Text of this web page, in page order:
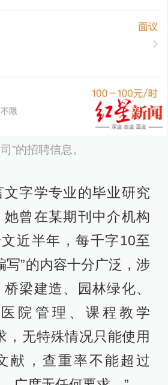
”的招聘信息。
字学专业的毕业研究
曾在某期刊中介机构
近半年，每千字10至
写”的内容十分广泛，涉
梁建造、园林绿化、
院管理、课程教学
，无特殊情况只能使用
献，查重率不能超过